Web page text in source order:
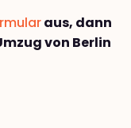
aus, dann
von Berlin